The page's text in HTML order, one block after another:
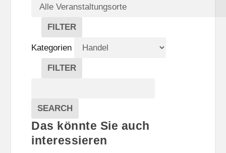
FILTER
V
E
R
A
A
L
T
U
N
Kategorien
FILTER
E
G
O
R
Veranstaltungen
SEARCH
Das könnte Sie auch
interessieren